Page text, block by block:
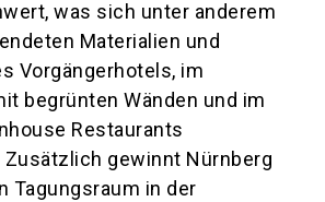
was sich unter anderem
Materialien und
Vorgängerhotels, im
begrünten Wänden und im
Restaurants
gewinnt Nürnberg
Tagungsraum in der